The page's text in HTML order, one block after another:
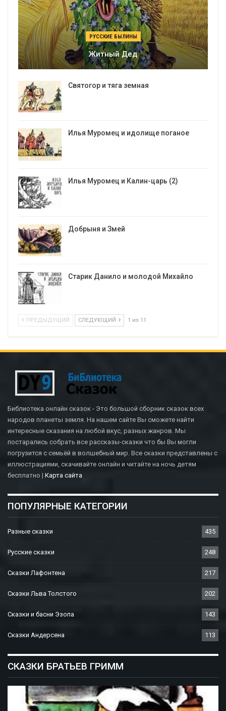
РУССКИЕ БЫЛИНЫ
Житный Дед
Святогор и тяга земная
Илья Муромец и идолище поганое
Илья Муромец и Калин-царь (2)
Добрыня и Змей
Старик Данило и молодой Михайло
ПРЕДЫДУЩИЙ СЛЕДУЮЩИЙ 1 из 11
Библиотека онлайн сказок - Это большой сборник сказок всех
народов планеты земля. На нашем сайте Вы сможете найти
интересные сказания на любой вкус, разных жанров. Мы
постарались собрать все рассказы-сказки что бы Вы могли
погрузится с семьёй в волшебный мир. Все сказки представлены с
иллюстрациями, скачивайте онлайн и читайте на ночь детям
бесплатно | Карта сайта
ПОПУЛЯРНЫЕ КАТЕГОРИИ
Разные сказки 435
Русские сказки 248
Сказки Лафонтена 217
Сказки Льва Толстого 202
Сказки и басни Эзопа 143
Сказки Андерсена 113
СКАЗКИ БРАТЬЕВ ГРИММ